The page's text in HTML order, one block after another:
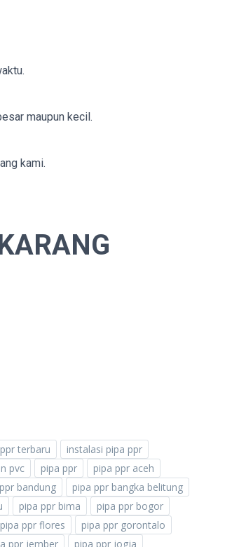
maupun kecil.
kami.
terbaru
instalasi pipa ppr
pvc pipa ppr
pipa ppr aceh
bandung
pipa ppr bangka belitung
pipa ppr bima
pipa ppr bogor
pipa ppr flores
pipa ppr gorontalo
ppr jember
pipa ppr jogja